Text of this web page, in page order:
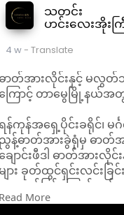
ြစ်သည်။
။ စိုက်ပျိုးရေးအတတ်ပည
အဆင့်ရရှိသူများ
ေဆင်းစိုက်ပျိုးရေးတက္က
က္ကသိုလ် (မအူပင်) တို့တွင်
ျှောက်ထားခွင့်ရရှိမည်။
အဆင့်ရရှိသူများ
က်ပျိုးရေးနှင့် မွေးမြူရေ
င့် အစိုးရစက်မှုလက်မှုသိပ္
စက်မှုလယ်ယာနည်းပညာ ဒီ
င်သည်။
။ မွေးမြူရေးအတတ်ပည
အဆင့်ရရှိသူများ
ေးမြူရေးဆိုင်ရာ ဆေး
သတင်း
ဟင်းလေးအိုးက
4 w- Translate
ာတ်အားလိုင်းနှင့် မလွတ်
ြောင့် တာမွေမြို့နယ်
န်ကုန်အရှေ့ပိုင်းခရိုင်၊ မ
န့်ဓာတ်အားခွဲရုံမှ ဓာတ်
ျောင်းဖီဒါ ဓာတ်အား
ျား ခုတ်ထွင်ရှင်းလင်း
ားမည်ဖြစ်ကြောင်း ရန်
ော်ပိုရေးရှင်း
More